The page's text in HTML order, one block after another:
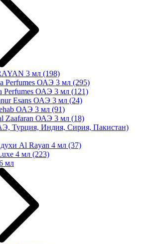
3 мл (198)
Perfumes ОАЭ 3 мл (295)
Perfumes ОАЭ 3 мл (121)
Esans ОАЭ 3 мл (24)
ОАЭ 3 мл (91)
Zaafaran ОАЭ 3 мл (18)
Турция, Индия, Сирия, Пакистан)
Al Rayan 4 мл (37)
4 мл (223)
мл